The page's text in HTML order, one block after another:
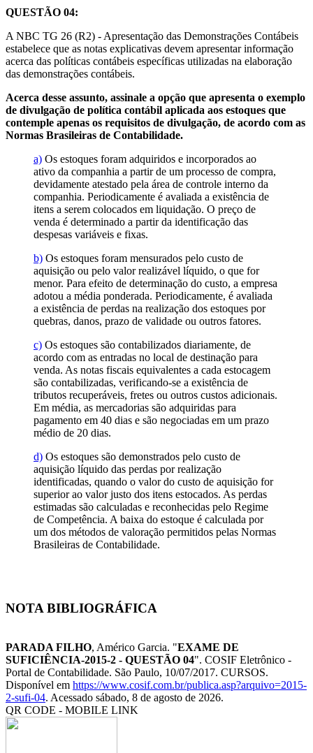
QUESTÃO 04:
A NBC TG 26 (R2) - Apresentação das Demonstrações Contábeis
estabelece que as notas explicativas devem apresentar informação
acerca das políticas contábeis específicas utilizadas na elaboração
das demonstrações contábeis.
Acerca desse assunto, assinale a opção que apresenta o exemplo
de divulgação de política contábil aplicada aos estoques que
contemple apenas os requisitos de divulgação, de acordo com as
Normas Brasileiras de Contabilidade.
a) Os estoques foram adquiridos e incorporados ao
ativo da companhia a partir de um processo de compra,
devidamente atestado pela área de controle interno da
companhia. Periodicamente é avaliada a existência de
itens a serem colocados em liquidação. O preço de
venda é determinado a partir da identificação das
despesas variáveis e fixas.
b) Os estoques foram mensurados pelo custo de
aquisição ou pelo valor realizável líquido, o que for
menor. Para efeito de determinação do custo, a empresa
adotou a média ponderada. Periodicamente, é avaliada
a existência de perdas na realização dos estoques por
quebras, danos, prazo de validade ou outros fatores.
c) Os estoques são contabilizados diariamente, de
acordo com as entradas no local de destinação para
venda. As notas fiscais equivalentes a cada estocagem
são contabilizadas, verificando-se a existência de
tributos recuperáveis, fretes ou outros custos adicionais.
Em média, as mercadorias são adquiridas para
pagamento em 40 dias e são negociadas em um prazo
médio de 20 dias.
d) Os estoques são demonstrados pelo custo de
aquisição líquido das perdas por realização
identificadas, quando o valor do custo de aquisição for
superior ao valor justo dos itens estocados. As perdas
estimadas são calculadas e reconhecidas pelo Regime
de Competência. A baixa do estoque é calculada por
um dos métodos de valoração permitidos pelas Normas
Brasileiras de Contabilidade.
NOTA BIBLIOGRÁFICA
PARADA FILHO, Américo Garcia. "EXAME DE
SUFICIÊNCIA-2015-2 - QUESTÃO 04". COSIF Eletrônico -
Portal de Contabilidade. São Paulo, 10/07/2017. CURSOS.
Disponível em https://www.cosif.com.br/publica.asp?arquivo=2015-
2-sufi-04. Acessado sábado, 8 de agosto de 2026.
QR CODE - MOBILE LINK